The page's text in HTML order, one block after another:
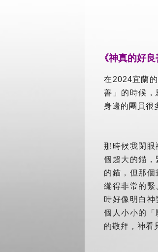
《神真的好
在2024宜蘭
善」的時候，
身邊的團員很
那時候我閉眼
個超大的錨，
的錨，但那
繃得非常的緊
時好像明白
個人小小的「
的敬拜，神看